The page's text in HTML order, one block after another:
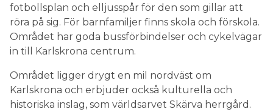
fotbollsplan och elljusspår för den som gillar att
röra på sig. För barnfamiljer finns skola och förskola.
Området har goda bussförbindelser och cykelvägar
in till Karlskrona centrum.
Området ligger drygt en mil nordväst om
Karlskrona och erbjuder också kulturella och
historiska inslag, som världsarvet Skärva herrgård.